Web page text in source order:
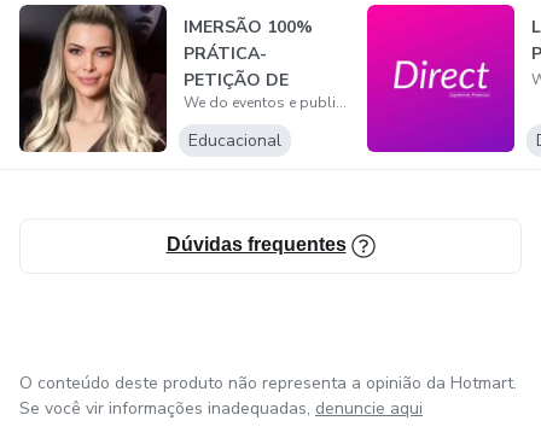
IMERSÃO 100%
PRÁTICA-
PETIÇÃO DE
ALIMENTOS
We do eventos e publicidade Ltda
Educacional
Dúvidas frequentes
O conteúdo deste produto não representa a opinião da Hotmart.
Se você vir informações inadequadas, denuncie aqui